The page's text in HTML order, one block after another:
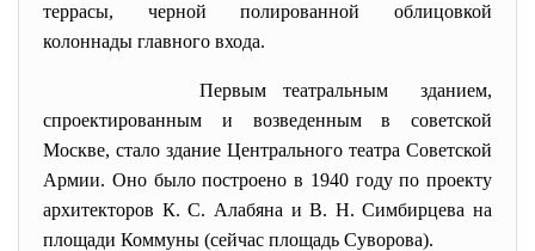
террасы, черной полированной облицовкой
колоннады главного входа.
Первым театральным зданием,
спроектированным и возведенным в советской
Москве, стало здание Центрального театра Советской
Армии. Оно было построено в 1940 году по проекту
архитекторов К. С. Алабяна и В. Н. Симбирцева на
площади Коммуны (сейчас площадь Суворова).